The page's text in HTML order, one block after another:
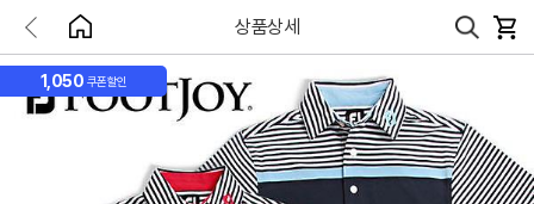
상품상세
1,050 쿠폰할인